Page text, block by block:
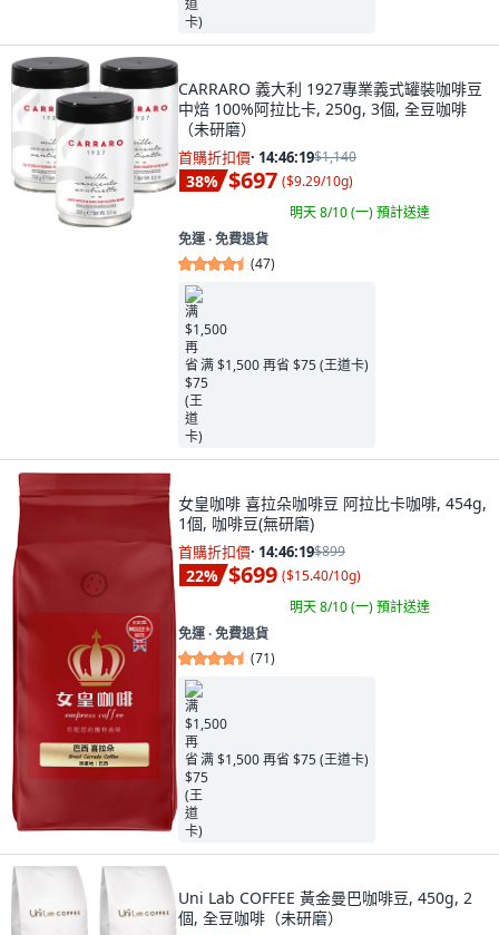
CARRARO 義大利 1927專業義式罐裝咖啡豆
中焙 100%阿拉比卡, 250g, 3個, 全豆咖啡
（未研磨）
首購折扣價· 14:46:17$1,140
38% $697 ($9.29/10g)
明天 8/10 (一)預計送達
免運 ∙ 免費退貨
(47)
满 $1,500 再省 $75 (王道卡)
女皇咖啡 喜拉朵咖啡豆 阿拉比卡咖啡, 454g,
1個, 咖啡豆(無研磨)
首購折扣價· 14:46:17$899
22% $699 ($15.40/10g)
明天 8/10 (一)預計送達
免運 ∙ 免費退貨
(71)
满 $1,500 再省 $75 (王道卡)
Uni Lab COFFEE 黃金曼巴咖啡豆, 450g, 2
個, 全豆咖啡（未研磨）